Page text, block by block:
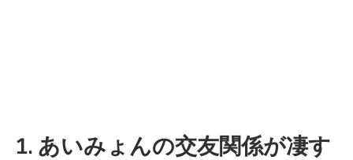
1. あいみょんの交友関係が凄す